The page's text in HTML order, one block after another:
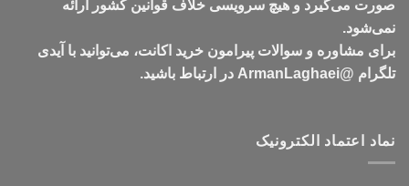
صورت می‌گیرد و هیچ سرویسی خلاف قوانین کشور ارائه
نمی‌شود.
برای مشاوره و سوالات پیرامون خرید اکانت، می‌توانید با آیدی
تلگرام @ArmanLaghaei در ارتباط باشید.
نماد اعتماد الکترونیک